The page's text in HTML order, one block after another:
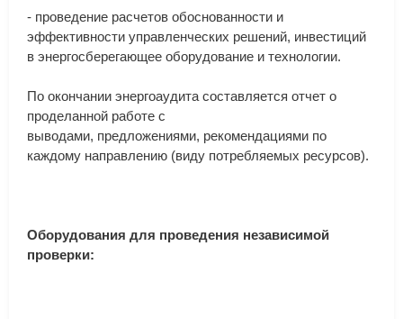
- проведение расчетов обоснованности и
эффективности управленческих решений, инвестиций
в энергосберегающее оборудование и технологии.
По окончании энергоаудита составляется отчет о
проделанной работе с
выводами, предложениями, рекомендациями по
каждому направлению (виду потребляемых ресурсов).
Оборудования для проведения независимой
проверки: